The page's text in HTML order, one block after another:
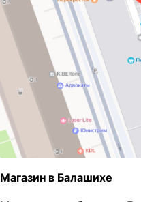
Магазин в Балашихе